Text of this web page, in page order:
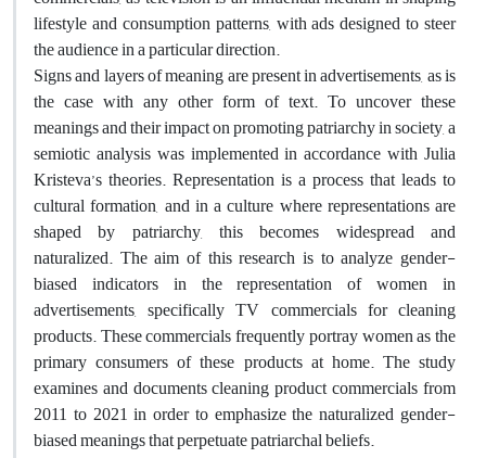
lifestyle and consumption patterns, with ads designed to steer
the audience in a particular direction.
Signs and layers of meaning are present in advertisements, as is
the case with any other form of text. To uncover these
meanings and their impact on promoting patriarchy in society, a
semiotic analysis was implemented in accordance with Julia
Kristeva’s theories. Representation is a process that leads to
cultural formation, and in a culture where representations are
shaped by patriarchy, this becomes widespread and
naturalized. The aim of this research is to analyze gender-
biased indicators in the representation of women in
advertisements, specifically TV commercials for cleaning
products. These commercials frequently portray women as the
primary consumers of these products at home. The study
examines and documents cleaning product commercials from
2011 to 2021 in order to emphasize the naturalized gender-
biased meanings that perpetuate patriarchal beliefs.